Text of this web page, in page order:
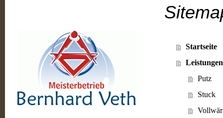
Startseite
Leistungen
Putz
Stuck